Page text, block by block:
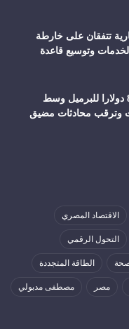
تتفقان على خارطة
وتوسيع قاعدة
أسعار النفط تتجاوز 80 دولارا للبرميل وسط
وترقب محادثات مضيق
الاقتصاد المصري
التحول الرقمي
الطاقة المتجددة
مصر مصطفى مدبولي